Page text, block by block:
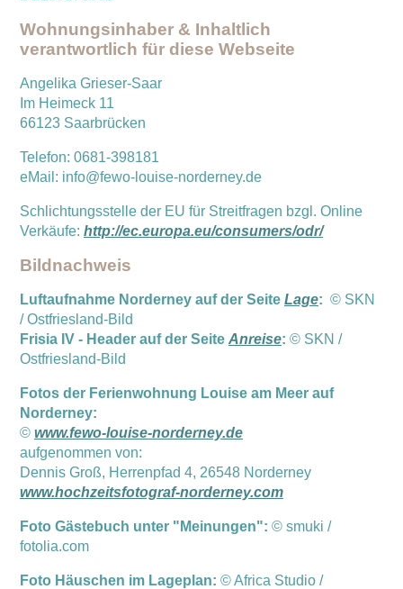
Wohnungsinhaber & Inhaltlich
verantwortlich für diese Webseite
Angelika Grieser-Saar
Im Heimeck 11
66123 Saarbrücken
Telefon: 0681-398181
eMail: info@fewo-louise-norderney.de
Schlichtungsstelle der EU für Streitfragen bzgl. Online
Verkäufe: http://ec.europa.eu/consumers/odr/
Bildnachweis
Luftaufnahme Norderney auf der Seite Lage: © SKN
/ Ostfriesland-Bild
Frisia IV - Header auf der Seite Anreise: © SKN /
Ostfriesland-Bild
Fotos der Ferienwohnung Louise am Meer auf
Norderney:
© www.fewo-louise-norderney.de
aufgenommen von:
Dennis Groß, Herrenpfad 4, 26548 Norderney
www.hochzeitsfotograf-norderney.com
Foto Gästebuch unter "Meinungen": © smuki /
fotolia.com
Foto Häuschen im Lageplan: © Africa Studio /